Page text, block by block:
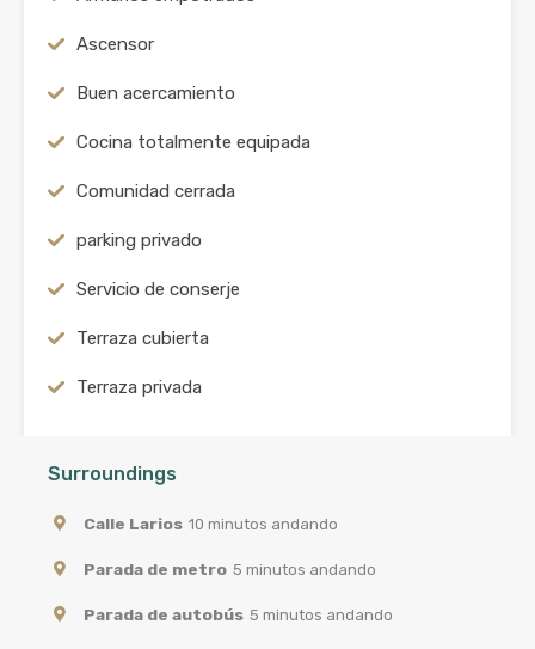
Ascensor
Buen acercamiento
Cocina totalmente equipada
Comunidad cerrada
parking privado
Servicio de conserje
Terraza cubierta
Terraza privada
Surroundings
Calle Larios 10 minutos andando
Parada de metro 5 minutos andando
Parada de autobús 5 minutos andando